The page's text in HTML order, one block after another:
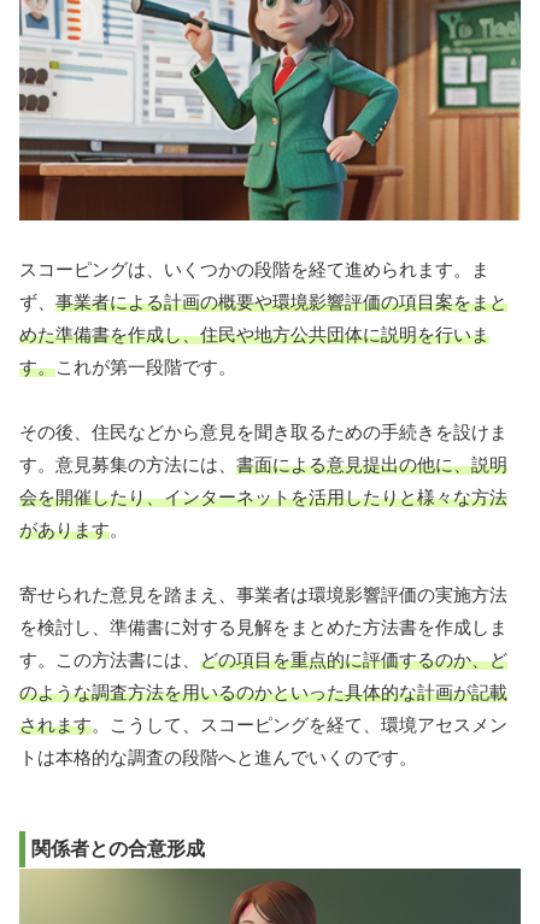
スコーピングは、いくつかの段階を経て進められます。ま
ず、 事業者による計画の概要や環境影響評価の項目案をまと
めた準備書を作成し、住民や地方公共団体に説明を行いま
す。これが第一段階です。
その後、住民などから意見を聞き取るための手続きを設けま
す。意見募集の方法には、 書面による意見提出の他に、説明
会を開催したり、インターネットを活用したりと様々な方法
があります。
寄せられた意見を踏まえ、事業者は環境影響評価の実施方法
を検討し、準備書に対する見解をまとめた方法書を作成しま
す。この方法書には、 どの項目を重点的に評価するのか、ど
のような調査方法を用いるのかといった具体的な計画が記載
されます。こうして、スコーピングを経て、環境アセスメン
トは本格的な調査の段階へと進んでいくのです。
関係者との合意形成